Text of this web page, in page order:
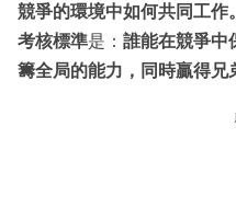
競爭的環境中如何共同工作
考核標準是： 誰能在競爭中
籌全局的能力，同時贏得兄